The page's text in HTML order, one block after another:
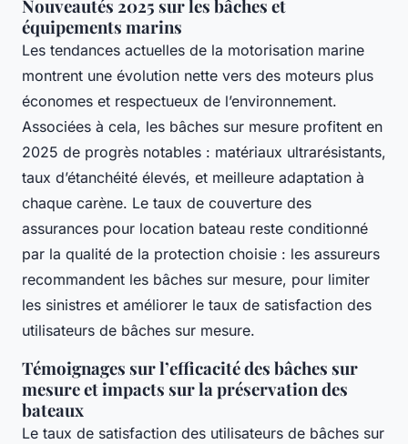
Nouveautés 2025 sur les bâches et
équipements marins
Les tendances actuelles de la motorisation marine
montrent une évolution nette vers des moteurs plus
économes et respectueux de l’environnement.
Associées à cela, les bâches sur mesure profitent en
2025 de progrès notables : matériaux ultrarésistants,
taux d’étanchéité élevés, et meilleure adaptation à
chaque carène. Le taux de couverture des
assurances pour location bateau reste conditionné
par la qualité de la protection choisie : les assureurs
recommandent les bâches sur mesure, pour limiter
les sinistres et améliorer le taux de satisfaction des
utilisateurs de bâches sur mesure.
Témoignages sur l’efficacité des bâches sur
mesure et impacts sur la préservation des
bateaux
Le taux de satisfaction des utilisateurs de bâches sur